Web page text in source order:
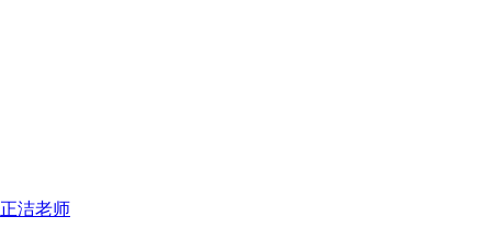
正洁老师